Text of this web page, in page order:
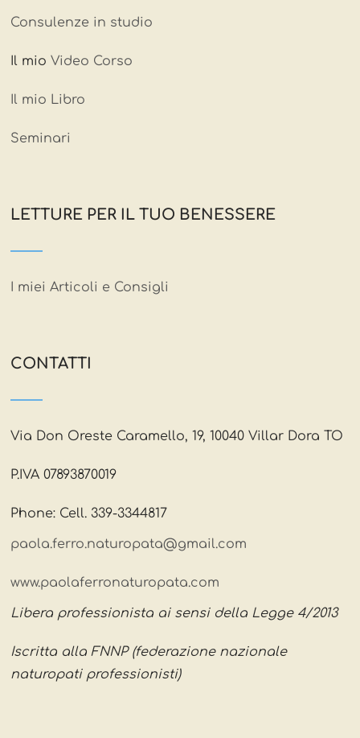
Consulenze in studio
Il mioVideo Corso
Il mio Libro
Seminari
LETTURE PER IL TUO BENESSERE
I miei Articoli e Consigli
CONTATTI
Via Don Oreste Caramello, 19, 10040 Villar Dora TO
P.IVA 07893870019
Phone: Cell. 339-3344817
paola.ferro.naturopata@gmail.com
www.paolaferronaturopata.com
Libera professionista ai sensi della Legge 4/2013
Iscritta alla FNNP (federazione nazionale
naturopati professionisti)